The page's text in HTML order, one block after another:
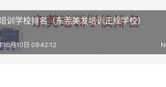
训学校排名（东莞美发培训正规学校）
10月10日 09:42:12